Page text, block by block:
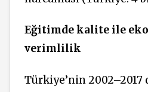
Eğitimde kalite ile
verimlilik
Türkiye’nin